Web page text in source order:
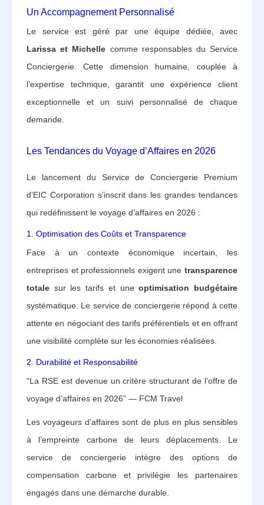
Un Accompagnement Personnalisé
Le service est géré par une équipe dédiée, avec
Larissa et Michelle comme responsables du Service
Conciergerie. Cette dimension humaine, couplée à
l’expertise technique, garantit une expérience client
exceptionnelle et un suivi personnalisé de chaque
demande.
Les Tendances du Voyage d’Affaires en 2026
Le lancement du Service de Conciergerie Premium
d’EIC Corporation s’inscrit dans les grandes tendances
qui redéfinissent le voyage d’affaires en 2026 :
1. Optimisation des Coûts et Transparence
Face à un contexte économique incertain, les
entreprises et professionnels exigent une transparence
totale sur les tarifs et uneoptimisation budgétaire
systématique. Le service de conciergerie répond à cette
attente en négociant des tarifs préférentiels et en offrant
une visibilité complète sur les économies réalisées.
2. Durabilité et Responsabilité
“La RSE est devenue un critère structurant de l’offre de
voyage d’affaires en 2026” — FCM Travel
Les voyageurs d’affaires sont de plus en plus sensibles
à l’empreinte carbone de leurs déplacements. Le
service de conciergerie intègre des options de
compensation carbone et privilégie les partenaires
engagés dans une démarche durable.